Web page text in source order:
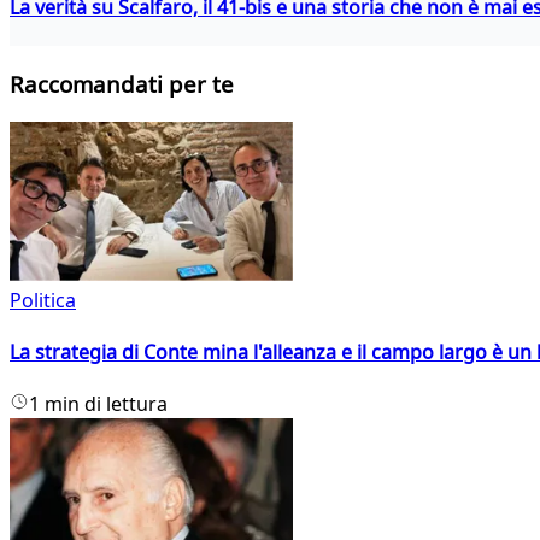
La verità su Scalfaro, il 41-bis e una storia che non è mai
Raccomandati per te
Politica
La strategia di Conte mina l'alleanza e il campo largo è
1 min di lettura